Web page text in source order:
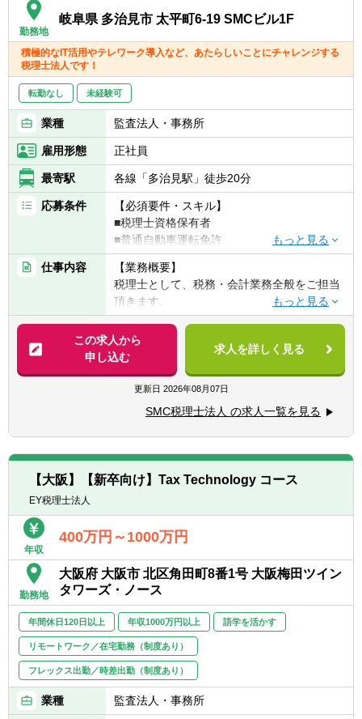
■日本語：ビジネスレベル
の読み書きに苦労しないレベル
経験
〈アシスタント～スタッフ〉
■個人所得税に興味あり
■日本語：ビジネスレベル
■英語：TOEIC730点以上を目安として英語の
読み書きに苦労しないレベル
【歓迎経験・スキル】
〈シニアマネージャー〉
■流暢なバイリンガル（英語と日本語の「聞
く話す読む書く」がビジネスレベルであるこ
と）
■税理士資格・科目合格者（所得税法の受験
経験あれば尚可）
■Microsoft Excel関数、マクロ等の知見あれば
尚可
〈マネージャー〉
■流暢なバイリンガル（英語と日本語の「聞
と）
■税理士資格・科目合格者（所得税法の受験
経験あれば尚可）
〈シニア～アシスタントマネージャー〉
■流暢なバイリンガル（英語と日本語の「聞
く話す読む書く」がビジネスレベルであるこ
と）
■Microsoft Excel関数、マクロ等の知見あれば
尚可
〈アシスタント～スタッフ〉
■他会計事務所にて所得税申告書作成の経験
あれば尚可
■流暢なバイリンガル（英語と日本語の「聞
勤務地
岐阜県 多治見市 太平町6-19 SMCビル1F
積極的なIT活用やテレワーク導入など、あたらしいことにチャレンジする
税理士法人です！
転勤なし 未経験可
業種 監査法人・事務所
雇用形態 正社員
最寄駅 各線「多治見駅」徒歩20分
応募条件
【必須要件・スキル】
■税理士資格保有者
■普通自動車運転免許
【求める人物像】
■明るく誠実な姿勢で取り組める方
■勉強意欲が高い人
■中小企業の成長に貢献したいと思っている
方
■新しい取り組みを受け入れられる方
仕事内容
【業務概要】
税理士として、税務・会計業務全般をご担当
頂きます。
【業務詳細】
■法人税務 ■個人税務 ■資産税業務 ■税務
コンサルティングなど
当社の得意分野として、
■MAS監査 ■キャッシュフロー改善 ■相
続・事業承継 ■融資相談 ■経営計画作成
などがあり、全ての業務に携わっていただく
わけではございませんが、キャリアパスとし
て上記の専門性を付けていただくことが可能
です。
弥生会計、達人、マネーフォワード、freee
【備考】
■お客様対応、試算表や各種税務申告書の作
成を中心におまかせします。
■お客様とのやりとりはチャットワークを利
用、それ以外にもサイボウズのkintoneを利用
しており、ICTツールを積極的に導入してい
ます。
■zoomなども利用し、遠隔地からの支援、テ
レワークも積極導入しています。
この求人から
申し込む
求人を詳しく見る
更新日 2026年08月07日
SMC税理士法人 の求人一覧を見る
【大阪】【新卒向け】Tax Technology コース
EY税理士法人
年収
400万円～1000万円
勤務地
大阪府 大阪市 北区角田町8番1号 大阪梅田ツイン
タワーズ・ノース
年間休日120日以上 年収1000万円以上 語学を活かす
リモートワーク／在宅勤務（制度あり）
フレックス出勤／時差出勤（制度あり）
業種 監査法人・事務所